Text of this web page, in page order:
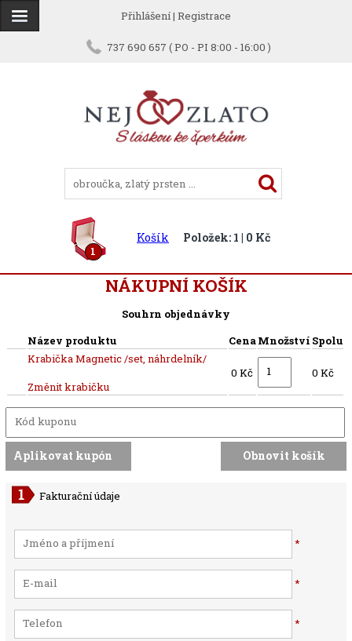
Přihlášení| Registrace
737 690 657 ( PO - PI 8:00 - 16:00 )
1
Košík Položek: 1 | 0 Kč
NÁKUPNÍ KOŠÍK
Souhrn objednávky
Název produktu
CenaMnožství Spolu
Krabička Magnetic /set, náhrdelník/
Změnit krabičku
0 Kč 0 Kč
Fakturační údaje
*
*
*